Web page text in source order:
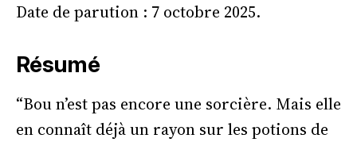
Date de parution : 7 octobre 2025.
Résumé
“Bou n’est pas encore une sorcière. Mais elle
en connaît déjà un rayon sur les potions de